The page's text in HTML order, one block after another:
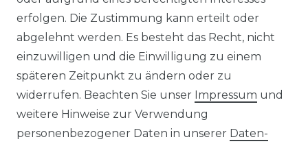
Impressum Daten­schutz­erklärung
erfolgen. Die Zustimmung kann erteilt oder
abgelehnt werden. Es besteht das Recht, nicht
einzuwilligen und die Einwilligung zu einem
späteren Zeitpunkt zu ändern oder zu
widerrufen. Beachten Sie unser Impressum und
weitere Hinweise zur Verwendung
personenbezogener Daten in unserer Daten­